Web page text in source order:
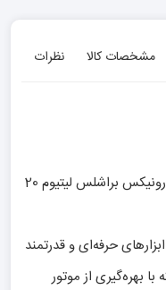
مشخصات کالا نظرات
معرفی و مشخصات دریل شارژی چکشی رونیکس براشلس لیتیوم 20
مدل 8670 یکی از ابزارهای حرفه‌ای و قدرتمند
بهره‌گیری از موتور